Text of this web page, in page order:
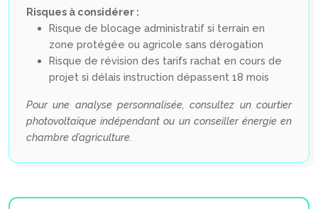
Risques à considérer :
Risque de blocage administratif si terrain en
zone protégée ou agricole sans dérogation
Risque de révision des tarifs rachat en cours de
projet si délais instruction dépassent 18 mois
Pour une analyse personnalisée, consultez un courtier
photovoltaïque indépendant ou un conseiller énergie en
chambre d’agriculture.